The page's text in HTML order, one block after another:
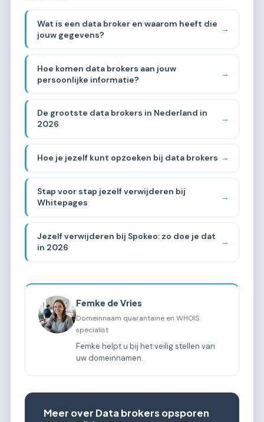
Wat is een data broker en waarom heeft die
jouw gegevens?
→
Hoe komen data brokers aan jouw
persoonlijke informatie?
→
De grootste data brokers in Nederland in
2026
→
Hoe je jezelf kunt opzoeken bij data brokers →
Stap voor stap jezelf verwijderen bij
Whitepages
→
Jezelf verwijderen bij Spokeo: zo doe je dat
in 2026
→
Femke de Vries
Domeinnaam quarantaine en WHOIS
specialist
Femke helpt u bij het veilig stellen van
uw domeinnamen.
Meer over Data brokers opsporen